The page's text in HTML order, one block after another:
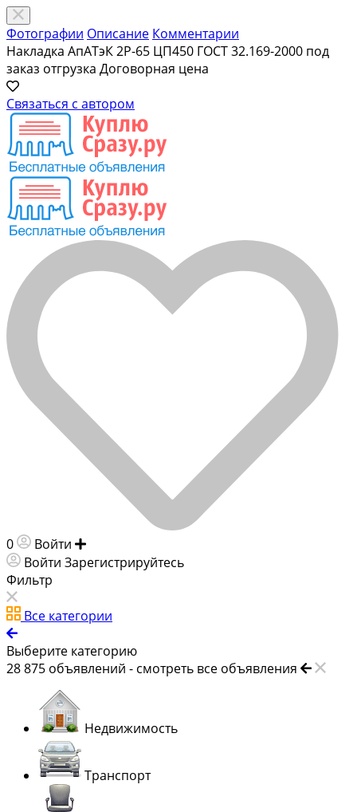
Фотографии Описание Комментарии
Накладка АпАТэК 2Р-65 ЦП450 ГОСТ 32.169-2000 под
заказ отгрузка Договорная цена
Связаться с автором
0 Войти
Войти Зарегистрируйтесь
Фильтр
Все категории
Выберите категорию
28 875 объявлений - смотреть все объявления
Недвижимость
Транспорт